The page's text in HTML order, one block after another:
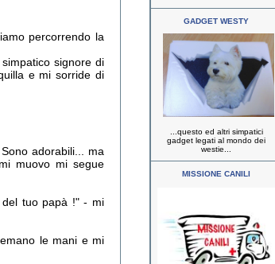
percorrendo la
signore di
e mi sorride di
adorabili... ma
muovo mi segue
tuo papà !" - mi
le mani e mi
GADGET WESTY
...questo ed altri simpatici
gadget legati al mondo dei
westie...
MISSIONE CANILI